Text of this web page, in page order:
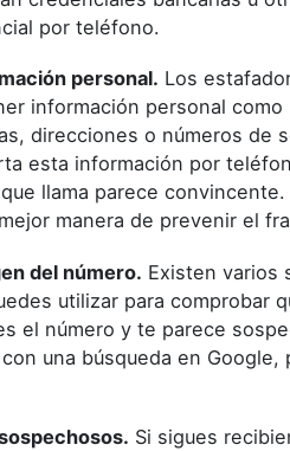
por teléfono.
personal. Los
información personal como
direcciones o números de
esta información por
llama parece
manera de prevenir el
del número. Existen varios
utilizar para comprobar
el número y te parece
una búsqueda en Google,
Si sigues